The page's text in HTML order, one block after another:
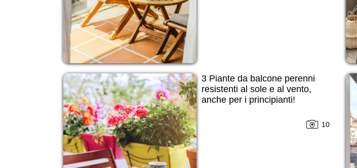
3 Piante da balcone perenni
resistenti al sole e al vento,
anche per i principianti!
10